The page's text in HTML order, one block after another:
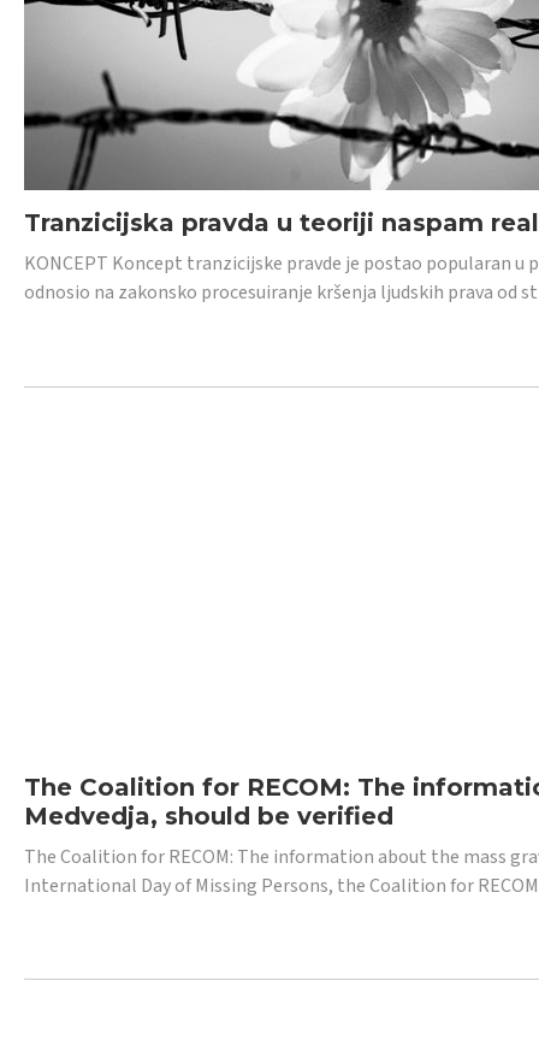
Tranzicijska pravda u teoriji naspam
KONCEPT Koncept tranzicijske pravde je postao popularan
odnosio na zakonsko procesuiranje kršenja ljudskih prava
The Coalition for RECOM: The
Medvedja, should be verified
The Coalition for RECOM: The information about the mass
International Day of Missing Persons, the Coalition for